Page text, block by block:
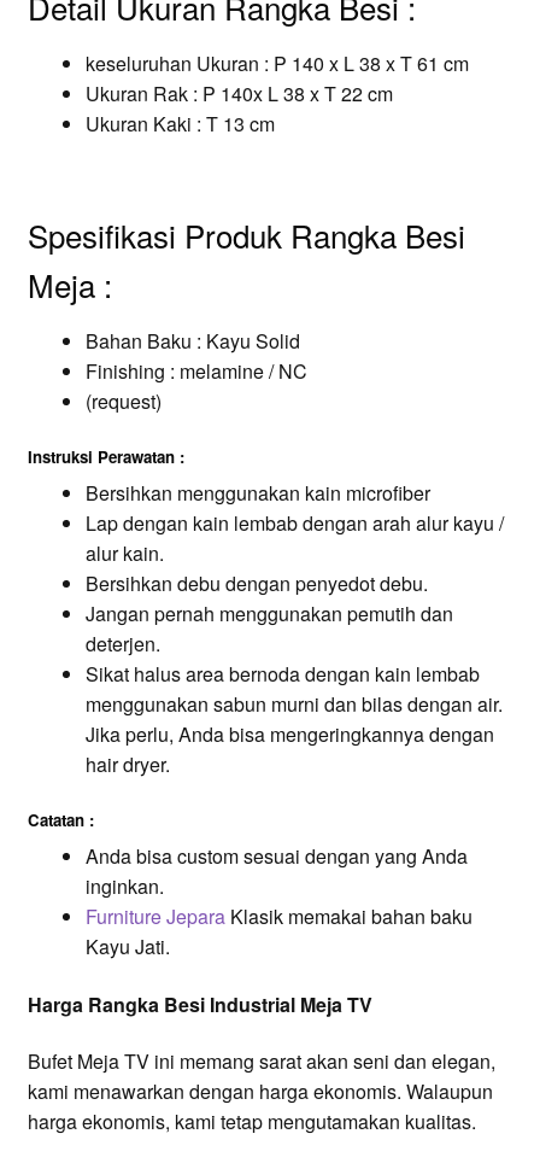
keseluruhan Ukuran : P 140 x L 38 x T 61 cm
Ukuran Rak : P 140x L 38 x T 22 cm
Ukuran Kaki : T 13 cm
Spesifikasi Produk Rangka Besi
Meja :
Bahan Baku : Kayu Solid
Finishing : melamine / NC
(request)
Instruksi Perawatan :
Bersihkan menggunakan kain microfiber
Lap dengan kain lembab dengan arah alur kayu /
alur kain.
Bersihkan debu dengan penyedot debu.
Jangan pernah menggunakan pemutih dan
deterjen.
Sikat halus area bernoda dengan kain lembab
menggunakan sabun murni dan bilas dengan air.
Jika perlu, Anda bisa mengeringkannya dengan
hair dryer.
Catatan :
Anda bisa custom sesuai dengan yang Anda
inginkan.
Furniture JeparaKlasik memakai bahan baku
Kayu Jati.
Harga Rangka Besi Industrial Meja TV
Bufet Meja TV ini memang sarat akan seni dan elegan,
kami menawarkan dengan harga ekonomis. Walaupun
harga ekonomis, kami tetap mengutamakan kualitas.